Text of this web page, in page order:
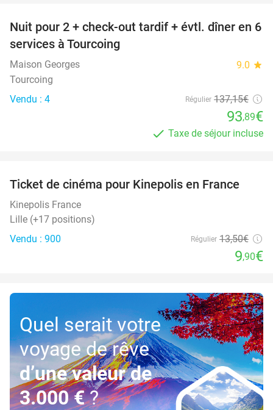
32%
Nuit pour 2 + check-out tardif + évtl. dîner en 6
services à Tourcoing
Maison Georges 9.0 star
Tourcoing
Vendu : 4
Régulier 137,15€
93,89€
Taxe de séjour incluse
27%
OUT
Ticket de cinéma pour Kinepolis en France
Kinepolis France
Lille (+17 positions)
Vendu : 900
Régulier 13,50€
9,90€
Quel serait votre
voyage de rêve
d’une valeur de
3.000 €?